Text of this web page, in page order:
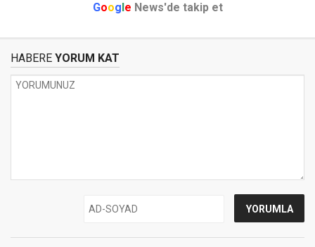
Google News'de takip et
HABERE YORUM KAT